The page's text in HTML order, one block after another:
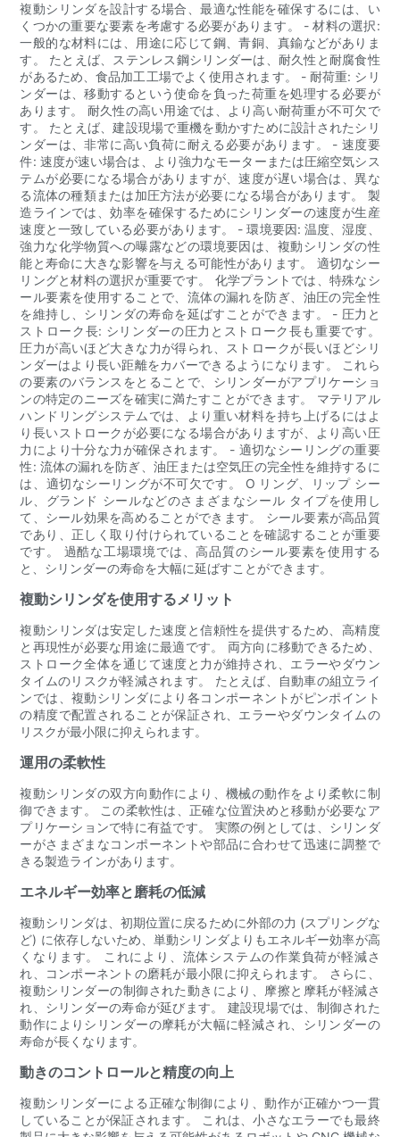
複動シリンダを設計する場合、最適な性能を確保するには、い
くつかの重要な要素を考慮する必要があります。 - 材料の選択:
一般的な材料には、用途に応じて鋼、青銅、真鍮などがありま
す。 たとえば、ステンレス鋼シリンダーは、耐久性と耐腐食性
があるため、食品加工工場でよく使用されます。 - 耐荷重: シリ
ンダーは、移動するという使命を負った荷重を処理する必要が
あります。 耐久性の高い用途では、より高い耐荷重が不可欠で
す。 たとえば、建設現場で重機を動かすために設計されたシリ
ンダーは、非常に高い負荷に耐える必要があります。 - 速度要
件: 速度が速い場合は、より強力なモーターまたは圧縮空気シス
テムが必要になる場合がありますが、速度が遅い場合は、異な
る流体の種類または加圧方法が必要になる場合があります。 製
造ラインでは、効率を確保するためにシリンダーの速度が生産
速度と一致している必要があります。 - 環境要因: 温度、湿度、
強力な化学物質への曝露などの環境要因は、複動シリンダの性
能と寿命に大きな影響を与える可能性があります。 適切なシー
リングと材料の選択が重要です。 化学プラントでは、特殊なシ
ール要素を使用することで、流体の漏れを防ぎ、油圧の完全性
を維持し、シリンダの寿命を延ばすことができます。 - 圧力と
ストローク長: シリンダーの圧力とストローク長も重要です。
圧力が高いほど大きな力が得られ、ストロークが長いほどシリ
ンダーはより長い距離をカバーできるようになります。 これら
の要素のバランスをとることで、シリンダーがアプリケーショ
ンの特定のニーズを確実に満たすことができます。 マテリアル
ハンドリングシステムでは、より重い材料を持ち上げるにはよ
り長いストロークが必要になる場合がありますが、より高い圧
力により十分な力が確保されます。 - 適切なシーリングの重要
性: 流体の漏れを防ぎ、油圧または空気圧の完全性を維持するに
は、適切なシーリングが不可欠です。 O リング、リップ シー
ル、グランド シールなどのさまざまなシール タイプを使用し
て、シール効果を高めることができます。 シール要素が高品質
であり、正しく取り付けられていることを確認することが重要
です。 過酷な工場環境では、高品質のシール要素を使用する
と、シリンダーの寿命を大幅に延ばすことができます。
複動シリンダを使用するメリット
複動シリンダは安定した速度と信頼性を提供するため、高精度
と再現性が必要な用途に最適です。 両方向に移動できるため、
ストローク全体を通じて速度と力が維持され、エラーやダウン
タイムのリスクが軽減されます。 たとえば、自動車の組立ライ
ンでは、複動シリンダにより各コンポーネントがピンポイント
の精度で配置されることが保証され、エラーやダウンタイムの
リスクが最小限に抑えられます。
運用の柔軟性
複動シリンダの双方向動作により、機械の動作をより柔軟に制
御できます。 この柔軟性は、正確な位置決めと移動が必要なア
プリケーションで特に有益です。 実際の例としては、シリンダ
ーがさまざまなコンポーネントや部品に合わせて迅速に調整で
きる製造ラインがあります。
エネルギー効率と磨耗の低減
複動シリンダは、初期位置に戻るために外部の力 (スプリングな
ど) に依存しないため、単動シリンダよりもエネルギー効率が高
くなります。 これにより、流体システムの作業負荷が軽減さ
れ、コンポーネントの磨耗が最小限に抑えられます。 さらに、
複動シリンダーの制御された動きにより、摩擦と摩耗が軽減さ
れ、シリンダーの寿命が延びます。 建設現場では、制御された
動作によりシリンダーの摩耗が大幅に軽減され、シリンダーの
寿命が長くなります。
動きのコントロールと精度の向上
複動シリンダーによる正確な制御により、動作が正確かつ一貫
していることが保証されます。 これは、小さなエラーでも最終